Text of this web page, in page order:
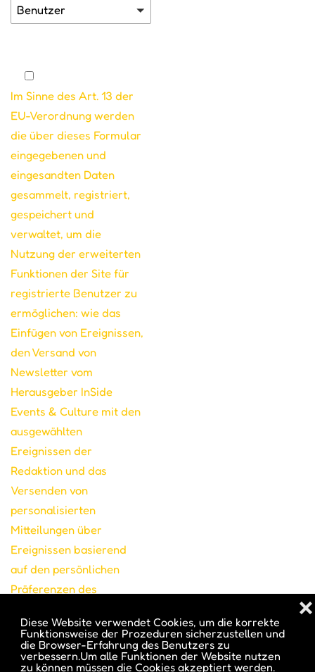
Diese Website verwendet Cookies, um die korrekte
Funktionsweise der Prozeduren sicherzustellen und
die Browser-Erfahrung des Benutzers zu
verbessern.Um alle Funktionen der Website nutzen
zu können müssen die Cookies akzeptiert werden.
❌
Benutzer
Im Sinne des Art. 13 der
EU-Verordnung werden
die über dieses Formular
eingegebenen und
eingesandten Daten
gesammelt, registriert,
gespeichert und
verwaltet, um die
Nutzung der erweiterten
Funktionen der Site für
registrierte Benutzer zu
ermöglichen: wie das
Einfügen von Ereignissen,
den Versand von
Newsletter vom
Herausgeber InSide
Events & Culture mit den
ausgewählten
Ereignissen der
Redaktion und das
Versenden von
personalisierten
Mitteilungen über
Ereignissen basierend
auf den persönlichen
Präferenzen des
Sie können jederzeit den
Zugang zu Ihren Daten,
die Berichtigung oder die